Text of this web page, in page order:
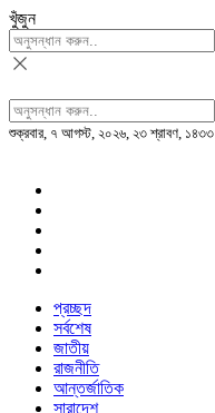
খুঁজুন
শুক্রবার, ৭ আগস্ট, ২০২৬, ২৩ শ্রাবণ, ১৪৩৩
প্রচ্ছদ
সর্বশেষ
জাতীয়
রাজনীতি
আন্তর্জাতিক
সারাদেশ